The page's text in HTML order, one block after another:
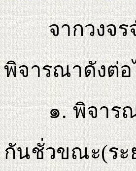
จากวงจรจํา
พิจารณาดังต่
๑. พิจารณา
กันชั่วขณะ(ระ